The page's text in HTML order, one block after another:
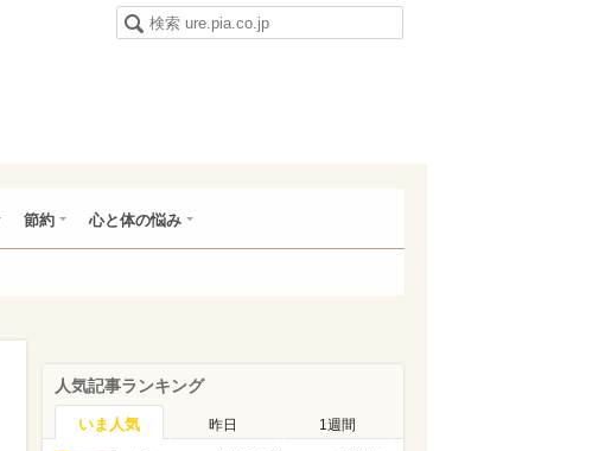
節約 心と体の悩み
人気記事ランキング
いま人気 昨日 1週間